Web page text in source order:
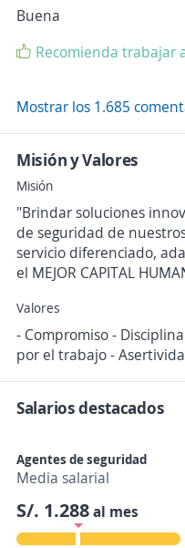
Buena
Recomienda trabajar
Mostrar los 1.685
Misión y Valores
Misión
"Brindar soluciones
de seguridad de
servicio diferenciado,
el MEJOR CAPITAL
Valores
- Compromiso -
por el trabajo -
Salarios destacados
Agentes de seguridad
Media salarial
S/. 1.288al mes